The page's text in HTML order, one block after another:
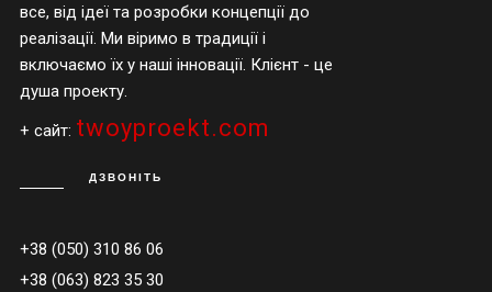
все, від ідеї та розробки концепції до
реалізації. Ми віримо в традиції і
включаємо їх у наші інновації. Клієнт - це
душа проекту.
+ сайт: twoyproekt.com
ДЗВОНІТЬ
+38 (050) 310 86 06
+38 (063) 823 35 30